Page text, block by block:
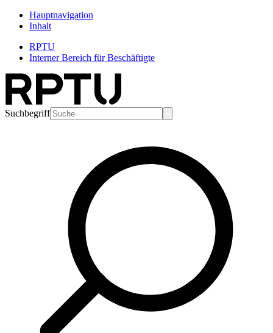
Hauptnavigation
Inhalt
RPTU
Interner Bereich für Beschäftigte
Suchbegriff